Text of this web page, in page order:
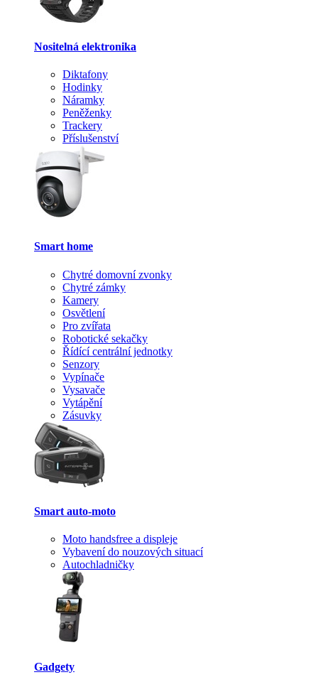
Nositelná elektronika
Diktafony
Hodinky
Náramky
Peněženky
Trackery
Příslušenství
Smart home
Chytré domovní zvonky
Chytré zámky
Kamery
Osvětlení
Pro zvířata
Robotické sekačky
Řídící centrální jednotky
Senzory
Vypínače
Vysavače
Vytápění
Zásuvky
Smart auto-moto
Moto handsfree a displeje
Vybavení do nouzových situací
Autochladničky
Gadgety